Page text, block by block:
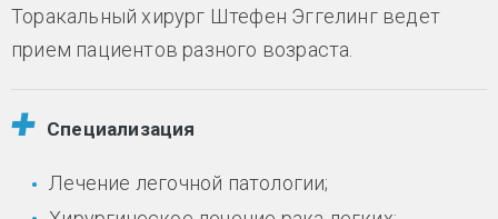
Торакальный хирург Штефен Эггелинг ведет
прием пациентов разного возраста.
Специализация
Лечение легочной патологии;